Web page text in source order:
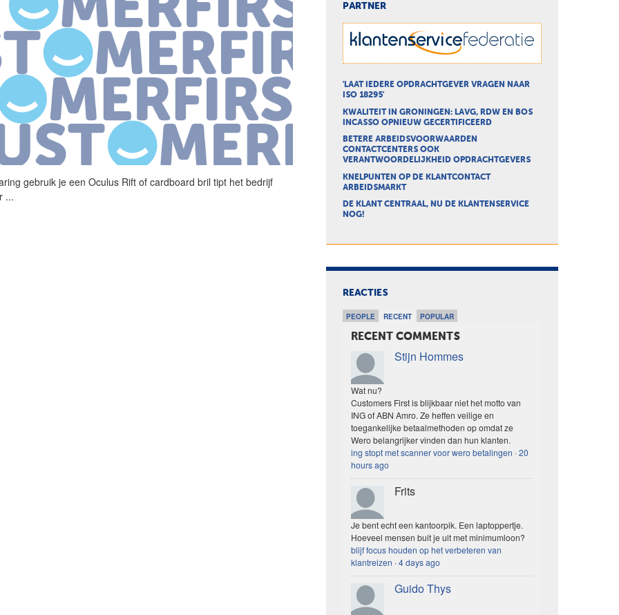
gebruik je eenOculus Rift of cardboard bril tipt het bedrijf
...
PARTNER
'LAAT IEDERE OPDRACHTGEVER VRAGEN NAAR
ISO 18295'
KWALITEIT IN GRONINGEN: LAVG, RDW EN BOS
INCASSO OPNIEUW GECERTIFICEERD
BETERE ARBEIDSVOORWAARDEN
CONTACTCENTERS OOK
VERANTWOORDELIJKHEID OPDRACHTGEVERS
KNELPUNTEN OP DE KLANTCONTACT
ARBEIDSMARKT
DE KLANT CENTRAAL, NU DE KLANTENSERVICE
NOG!
REACTIES
PEOPLE RECENT POPULAR
RECENT COMMENTS
Stijn Hommes
Wat nu?
Customers First is blijkbaar niet het motto van
ING of ABN Amro. Ze heffen veilige en
toegankelijke betaalmethoden op omdat ze
Wero belangrijker vinden dan hun klanten.
ing stopt met scanner voor wero betalingen ·20
hours ago
Frits
Je bent echt een kantoorpik. Een laptoppertje.
Hoeveel mensen buit je uit met minimumloon?
blijf focus houden op het verbeteren van
klantreizen ·4 days ago
Guido Thys